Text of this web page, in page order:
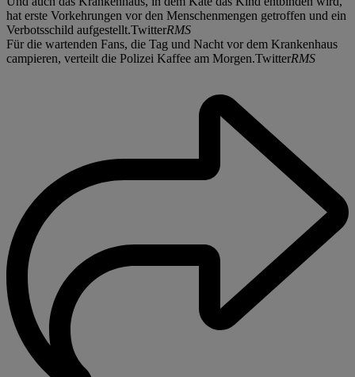
hat erste Vorkehrungen vor den Menschenmengen getroffen und ein
Verbotsschild aufgestellt.TwitterRMS
Für die wartenden Fans, die Tag und Nacht vor dem Krankenhaus
campieren, verteilt die Polizei Kaffee am Morgen.TwitterRMS